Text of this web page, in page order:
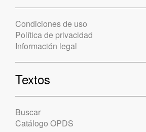
Condiciones de uso
Política de privacidad
Información legal
Textos
Buscar
Catálogo OPDS